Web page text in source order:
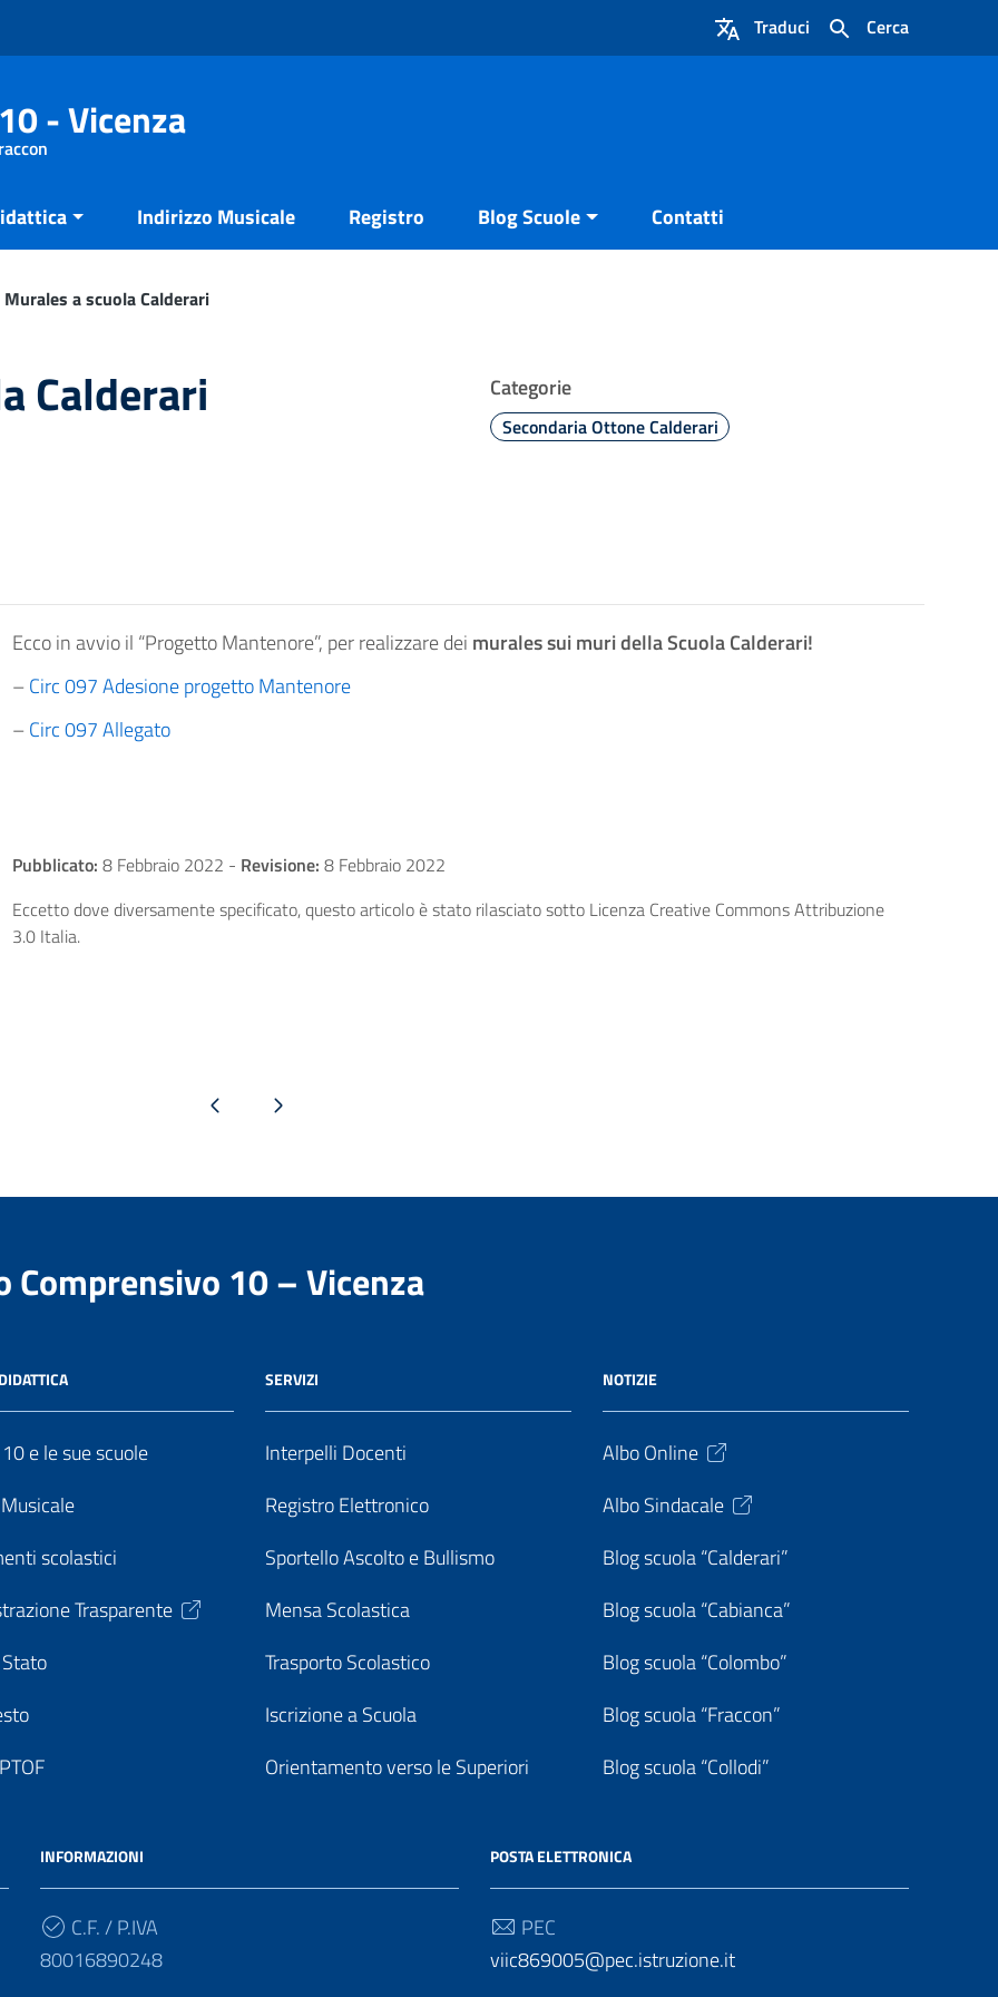
Cerca
Traduci
- Vicenza
Indirizzo Musicale Registro Blog Scuole Contatti
Murales a scuola Calderari
Calderari Categorie
Secondaria Ottone Calderari
Ecco in avvio il “Progetto Mantenore”, per realizzare dei murales sui muri della Scuola Calderari!
–Circ 097 Adesione progetto Mantenore
–Circ 097 Allegato
Pubblicato: 8 Febbraio 2022 - Revisione: 8 Febbraio 2022
Eccetto dove diversamente specificato, questo articolo è stato rilasciato sotto Licenza Creative Commons Attribuzione
3.0 Italia.
Pagina precedentePagina successiva
10 – Vicenza
e le sue scuole
scolastici
Trasparente
SERVIZI
Interpelli Docenti
Registro Elettronico
Sportello Ascolto e Bullismo
Mensa Scolastica
Trasporto Scolastico
Iscrizione a Scuola
Orientamento verso le Superiori
NOTIZIE
Albo Online
Albo Sindacale
Blog scuola “Calderari”
Blog scuola “Cabianca”
Blog scuola “Colombo”
Blog scuola “Fraccon”
Blog scuola “Collodi”
INFORMAZIONI
C.F. / P.IVA
80016890248
POSTA ELETTRONICA
PEC
viic869005@pec.istruzione.it